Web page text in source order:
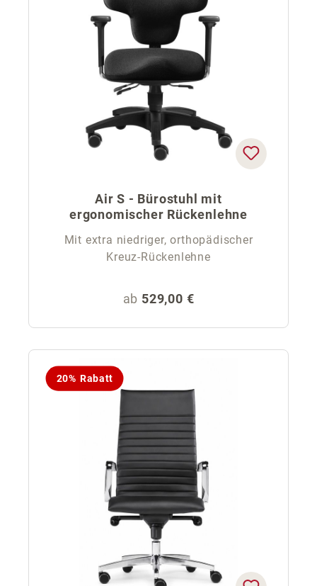
Air S - Bürostuhl mit
ergonomischer Rückenlehne
Mit extra niedriger, orthopädischer
Kreuz-Rückenlehne
Regulärer Preis:
ab 529,00 €
20% Rabatt